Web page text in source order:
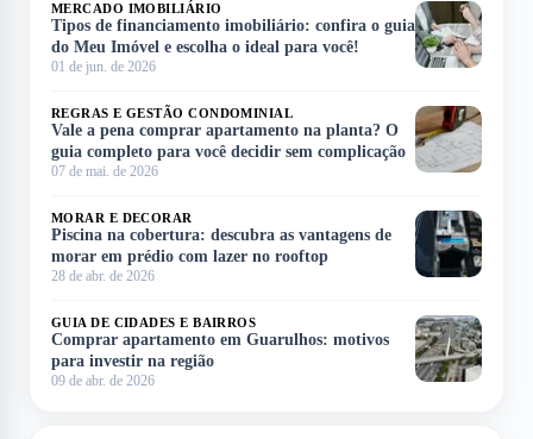
MERCADO IMOBILIÁRIO
Tipos de financiamento imobiliário: confira o guia
do Meu Imóvel e escolha o ideal para você!
01 de jun. de 2026
REGRAS E GESTÃO CONDOMINIAL
Vale a pena comprar apartamento na planta? O
guia completo para você decidir sem complicação
07 de mai. de 2026
MORAR E DECORAR
Piscina na cobertura: descubra as vantagens de
morar em prédio com lazer no rooftop
28 de abr. de 2026
GUIA DE CIDADES E BAIRROS
Comprar apartamento em Guarulhos: motivos
para investir na região
09 de abr. de 2026